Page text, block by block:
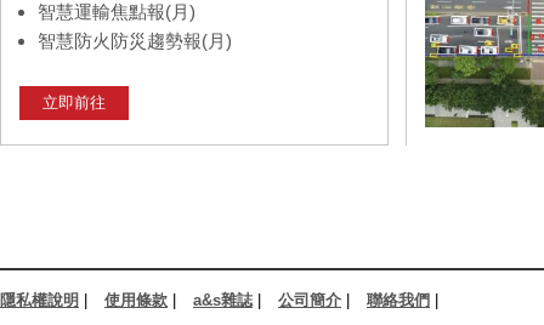
智慧運輸焦點報(月)
智慧防火防災趨勢報(月)
立即前往
隱私權說明 使用條款 a&s雜誌| 公司簡介 聯絡我們